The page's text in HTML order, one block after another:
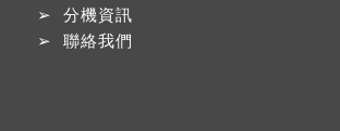
➢ 分機資訊
➢ 聯絡我們